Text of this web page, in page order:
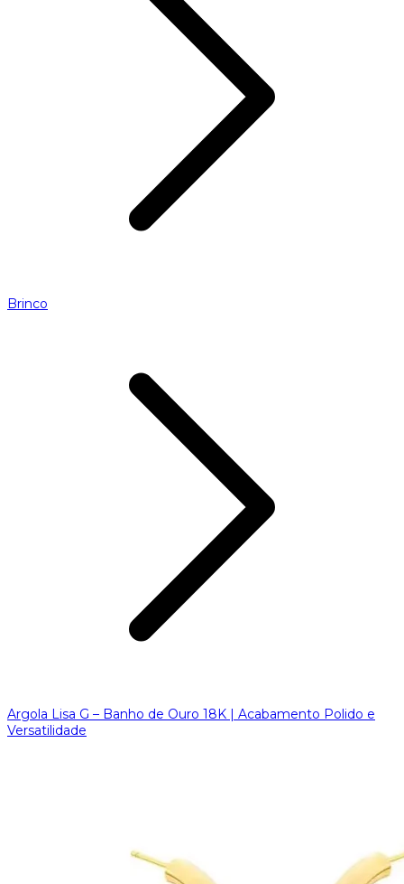
Brinco
Argola Lisa G – Banho de Ouro 18K | Acabamento Polido e
Versatilidade